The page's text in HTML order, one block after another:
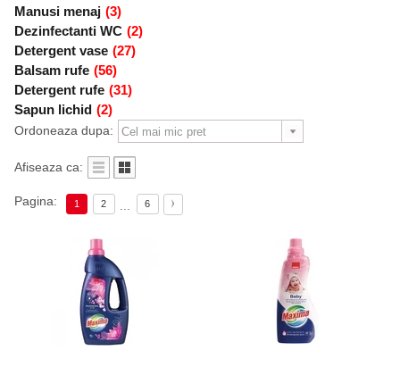
Manusi menaj (3)
Dezinfectanti WC (2)
Detergent vase (27)
Balsam rufe (56)
Detergent rufe (31)
Sapun lichid (2)
Ordoneaza dupa:
Afiseaza ca:
Pagina: 1 2 6